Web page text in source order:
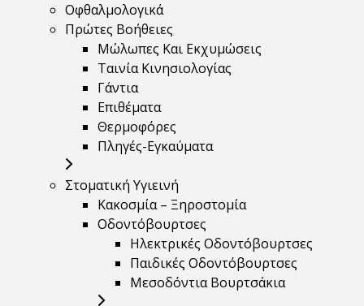
Οφθαλμολογικά
Πρώτες Βοήθειες
Μώλωπες Και Εκχυμώσεις
Ταινία Κινησιολογίας
Γάντια
Επιθέματα
Θερμοφόρες
Πληγές-Εγκαύματα
Στοματική Υγιεινή
Κακοσμία – Ξηροστομία
Οδοντόβουρτσες
Ηλεκτρικές Οδοντόβουρτσες
Παιδικές Οδοντόβουρτσες
Μεσοδόντια Βουρτσάκια